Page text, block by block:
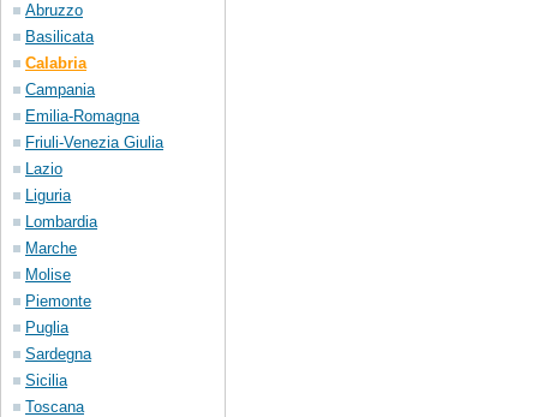
Abruzzo
Basilicata
Calabria
Campania
Emilia-Romagna
Friuli-Venezia Giulia
Lazio
Liguria
Lombardia
Marche
Molise
Piemonte
Puglia
Sardegna
Sicilia
Toscana